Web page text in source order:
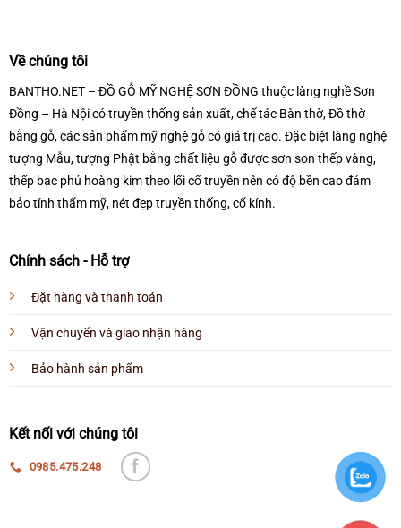
Về chúng tôi
BANTHO.NET – ĐỒ GỖ MỸ NGHỆ SƠN ĐỒNG thuộc làng nghề Sơn
Đồng – Hà Nội có truyền thống sản xuất, chế tác Bàn thờ, Đồ thờ
bằng gỗ, các sản phẩm mỹ nghệ gỗ có giá trị cao. Đặc biệt làng nghệ
tượng Mẫu, tượng Phật bằng chất liệu gỗ được sơn son thếp vàng,
thếp bạc phủ hoàng kim theo lối cổ truyền nên có độ bền cao đảm
bảo tính thẩm mỹ, nét đẹp truyền thống, cổ kính.
Chính sách - Hỗ trợ
Đặt hàng và thanh toán
Vận chuyển và giao nhận hàng
Bảo hành sản phẩm
Kết nối với chúng tôi
0985.475.248